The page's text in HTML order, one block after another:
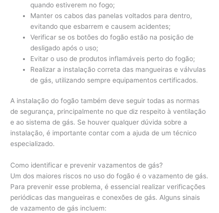
quando estiverem no fogo;
Manter os cabos das panelas voltados para dentro,
evitando que esbarrem e causem acidentes;
Verificar se os botões do fogão estão na posição de
desligado após o uso;
Evitar o uso de produtos inflamáveis perto do fogão;
Realizar a instalação correta das mangueiras e válvulas
de gás, utilizando sempre equipamentos certificados.
A instalação do fogão também deve seguir todas as normas
de segurança, principalmente no que diz respeito à ventilação
e ao sistema de gás. Se houver qualquer dúvida sobre a
instalação, é importante contar com a ajuda de um técnico
especializado.
Como identificar e prevenir vazamentos de gás?
Um dos maiores riscos no uso do fogão é o vazamento de gás.
Para prevenir esse problema, é essencial realizar verificações
periódicas das mangueiras e conexões de gás. Alguns sinais
de vazamento de gás incluem: